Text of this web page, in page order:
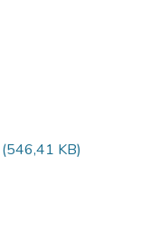
(546,41 KB)